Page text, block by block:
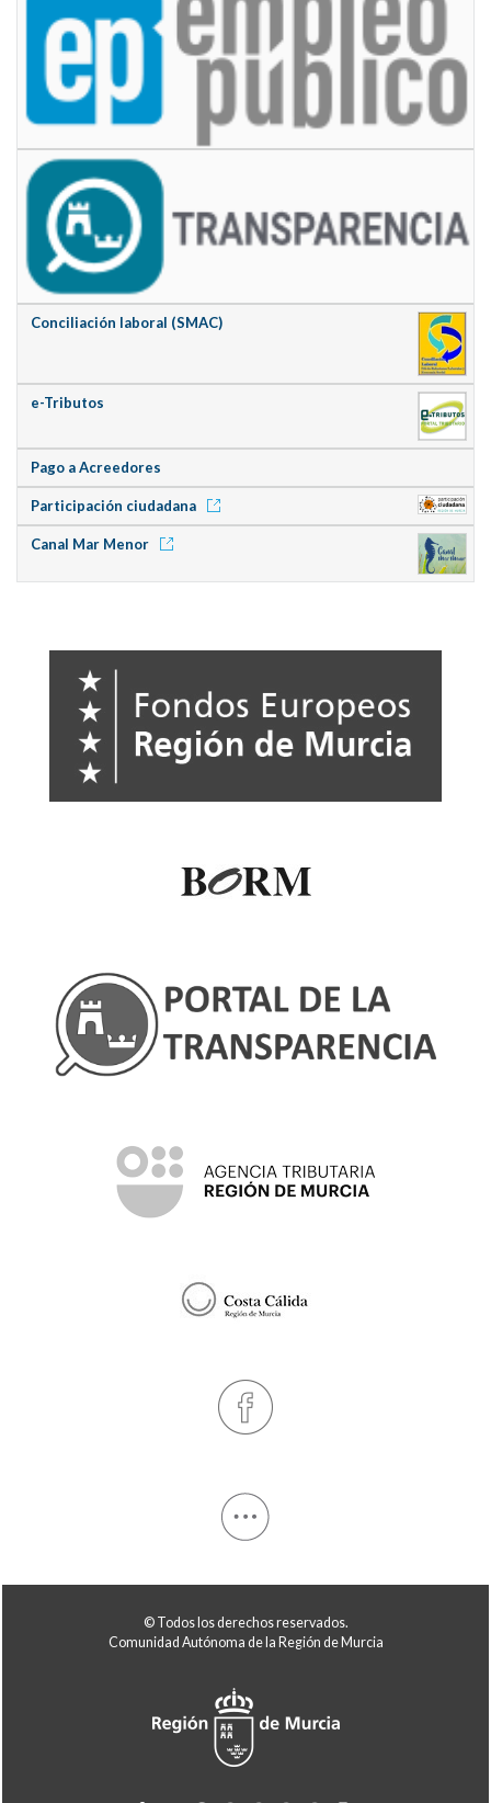
Conciliación laboral (SMAC)
e-Tributos
Pago a Acreedores
Participación ciudadana
Canal Mar Menor
© Todos los derechos reservados.
Comunidad Autónoma de la Región de Murcia